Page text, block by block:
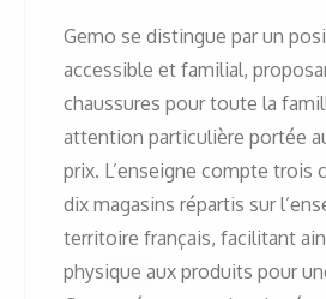
Gemo se distingue par un
accessible et familial,
chaussures pour toute la
attention particulière portée
prix. L’enseigne compte trois
dix magasins répartis sur
territoire français, facilitant
physique aux produits pour